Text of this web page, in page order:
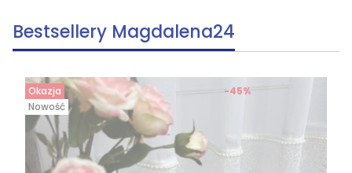
Bestsellery Magdalena24
Okazja
Nowość
-45%